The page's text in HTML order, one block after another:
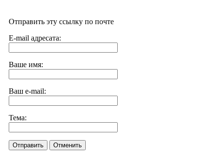
Отправить эту ссылку по почте
E-mail адресата:
Ваше имя:
Ваш e-mail:
Тема:
Отправить Отменить